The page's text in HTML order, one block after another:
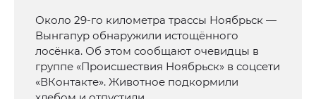
Около 29-го километра трассы Ноябрьск —
Вынгапур обнаружили истощённого
лосёнка. Об этом сообщают очевидцы в
группе «Происшествия Ноябрьск» в соцсети
«ВКонтакте». Животное подкормили